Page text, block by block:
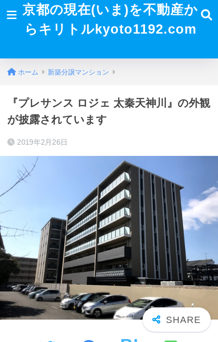
京都の現在(いま)を不動産か
らキリトルkyoto1192.com
ホーム 新築分譲マンション
『プレサンス ロジェ 太秦天神川』の外観
が披露されています
2019年2月26日